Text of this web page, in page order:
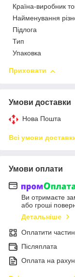
Країна-виробник
Найменування
Підлога
Тип
Упаковка
Приховати
Умови доставки
Нова Пошта
Всі умови
Умови оплати
Ви отримаєте
або гроші
Детальніше
Оплатити
Післяплата
Оплата на